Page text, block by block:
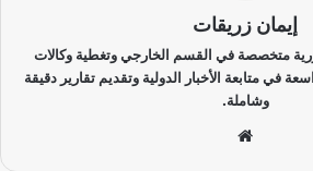
إيمان زريقات
متخصصة في القسم الخارجي وتغطية وكالات
في متابعة الأخبار الدولية وتقديم تقارير دقيقة
وشاملة.